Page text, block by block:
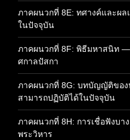
ภาคผนวกที่ 8E: ทศางค์และผ
ในปัจจุบัน
ภาคผนวกที่ 8F: พิธีมหาสนิท —
ศกาลปัสกา
ภาคผนวกที่ 8G: บทบัญญัติขอ
สามารถปฏิบัติได้ในปัจจุบัน
ภาคผนวกที่ 8H: การเชื่อฟังบ
พระวิหาร